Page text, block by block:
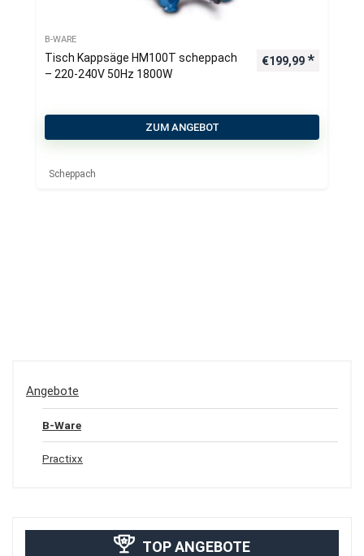
B-WARE
Tisch Kappsäge HM100T scheppach
– 220-240V 50Hz 1800W
€199,99
ZUM ANGEBOT
Scheppach
Angebote
B-Ware
Practixx
TOP ANGEBOTE